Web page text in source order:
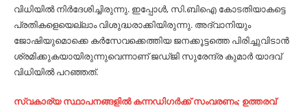
വിധിയില്‍ നിര്‍ദേശിച്ചിരുന്നു. ഇപ്പോള്‍, സി.ബിഐ കോടതിയാക​ട്ടെ
പ്രതികളെയെല്ലാം വിശുദ്ധരാക്കിയിരുന്നു. അദ്വാനിയും
ജോഷിയുമൊക്കെ കര്‍സേവക്കെത്തിയ ജനക്കൂട്ടത്തെ പിരിച്ചുവിടാന്‍
ശ്രമിക്കുകയായിരുന്നുവെന്നാണ്​ ജഡ്ജി സുരേന്ദ്ര കുമാര്‍ യാദവ്​
വിധിയില്‍ പറഞ്ഞത്​.
സ്വകാര്യ സ്ഥാപനങ്ങളില്‍ കന്നഡിഗര്‍ക്ക് സംവരണം; ഉത്തരവ്